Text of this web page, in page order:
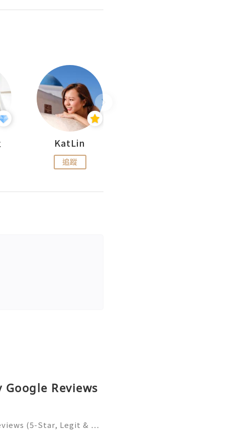
KatLin
追蹤
Google Reviews
(5-Star, Legit & …